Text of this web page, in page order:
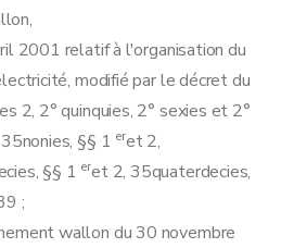
partage d'énergie au sein d'une communauté d'énergie
l'Administration dans le cadre de la remise des certificats verts
du Gouvernement wallon du 30 novembre 2006 relatif à la promotion de l'électricité produite au moyen de sources d'énergie renouvelables ou de cogénération
2001 relatif à l'organisation du
modifié par le décret du
2, 2° quinquies, 2° sexies et 2°
§§ 1 eret 2,
§§ 1 eret 2, 35quaterdecies,
;
wallon du 30 novembre